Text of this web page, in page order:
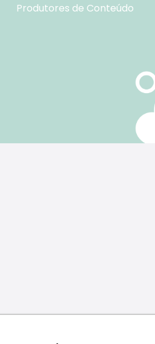
Produtores de Conteúdo